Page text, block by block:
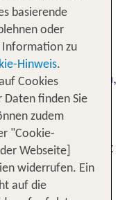
für sonnige
Zweitens,
die Verkehrsregeln
der Mautgebühren,
sein möchtest.
gültige
Deinen
diesen Tipps steht
nichts im Weg.
basierende
oder
Information zu
Hinweis.
Cookies
Daten finden Sie
zudem
"Cookie-
Webseite]
widerrufen. Ein
auf die